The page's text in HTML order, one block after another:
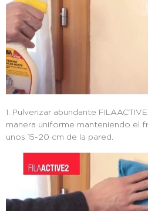
1. Pulverizar abundante
manera uniforme manteniendo el
unos 15-20 cm de la pared.